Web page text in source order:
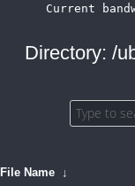
Directory: /
File Name ↓